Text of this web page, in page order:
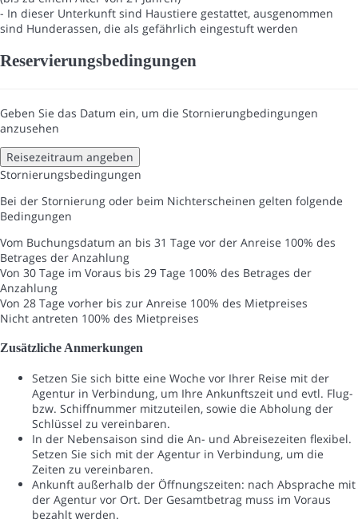
- In dieser Unterkunft sind Haustiere gestattet, ausgenommen
sind Hunderassen, die als gefährlich eingestuft werden
Reservierungsbedingungen
Geben Sie das Datum ein, um die Stornierungbedingungen
anzusehen
Reisezeitraum angeben
Stornierungsbedingungen
Bei der Stornierung oder beim Nichterscheinen gelten folgende
Bedingungen
Vom Buchungsdatum an bis 31 Tage vor der Anreise 100% des
Betrages der Anzahlung
Von 30 Tage im Voraus bis 29 Tage 100% des Betrages der
Anzahlung
Von 28 Tage vorher bis zur Anreise 100% des Mietpreises
Nicht antreten 100% des Mietpreises
Zusätzliche Anmerkungen
Setzen Sie sich bitte eine Woche vor Ihrer Reise mit der
Agentur in Verbindung, um Ihre Ankunftszeit und evtl. Flug-
bzw. Schiffnummer mitzuteilen, sowie die Abholung der
Schlüssel zu vereinbaren.
In der Nebensaison sind die An- und Abreisezeiten flexibel.
Setzen Sie sich mit der Agentur in Verbindung, um die
Zeiten zu vereinbaren.
Ankunft außerhalb der Öffnungszeiten: nach Absprache mit
der Agentur vor Ort. Der Gesamtbetrag muss im Voraus
bezahlt werden.